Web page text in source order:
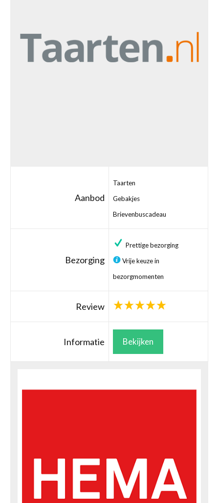
Aanbod
Taarten
Gebakjes
Brievenbuscadeau
Bezorging
Prettige bezorging
Vrije keuze in
bezorgmomenten
Review
Informatie Bekijken